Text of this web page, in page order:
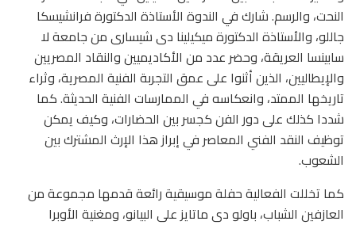
النحت، والرسم. شارك في الندوة الأستاذة الدكتورة فرانشيسكا
جاللو، والأستاذة الدكتورة ميكيلينا دى شيسارى من جامعة لا
سابينسا العريقة، وحضر عدد من الأكاديميين والنقاد المصريين
والإيطاليين، الذين أثنوا على عمق التجربة الفنية المصرية، وثراء
تاريخها الممتد، وانعكاسه في الممارسات الفنية الحديثة. كما
شددا كذلك على دور الفن كجسر بين الحضارات، وكيف يمكن
توظيف النقد الفني المعاصر في إبراز هذا الإرث المشترك بين
الشعوب.
كما تخللت الفعالية حفلة موسيقية رائعة قدمها مجموعة من
العازفين الشباب، باولو دى ماتايز على البيانو، ومغنية الأوبرا